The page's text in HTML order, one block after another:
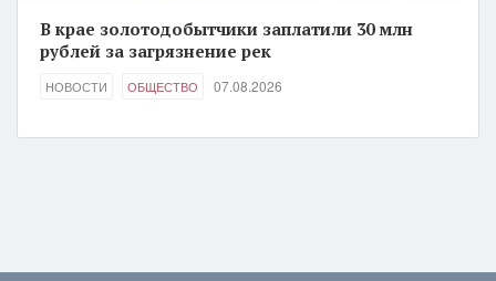
В крае золотодобытчики заплатили 30 млн
рублей за загрязнение рек
НОВОСТИ ОБЩЕСТВО 07.08.2026